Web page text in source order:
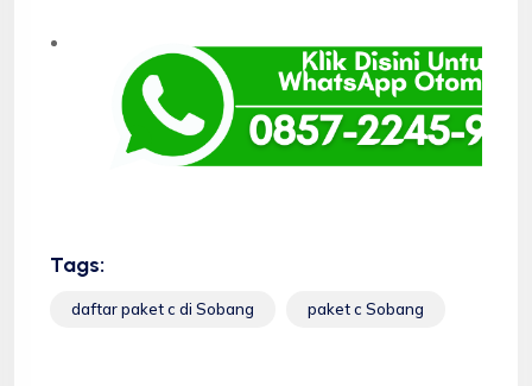
Tags:
daftar paket c di Sobang paket c Sobang